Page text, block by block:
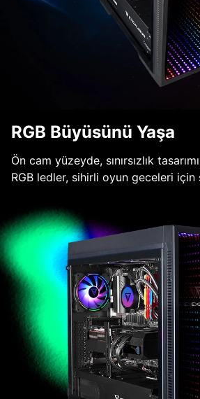
RGB Büyüsünü Yaşa
Ön cam yüzeyde, sınırsızlık
RGB ledler, sihirli oyun geceleri için